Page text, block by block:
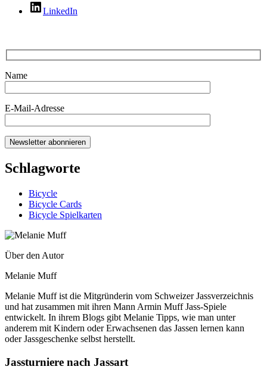
LinkedIn
Name
E-Mail-Adresse
Schlagworte
Bicycle
Bicycle Cards
Bicycle Spielkarten
Über den Autor
Melanie Muff
Melanie Muff ist die Mitgründerin vom Schweizer Jassverzeichnis
und hat zusammen mit ihren Mann Armin Muff Jass-Spiele
entwickelt. In ihrem Blogs gibt Melanie Tipps, wie man unter
anderem mit Kindern oder Erwachsenen das Jassen lernen kann
oder Jassgeschenke selbst herstellt.
Jassturniere nach Jassart